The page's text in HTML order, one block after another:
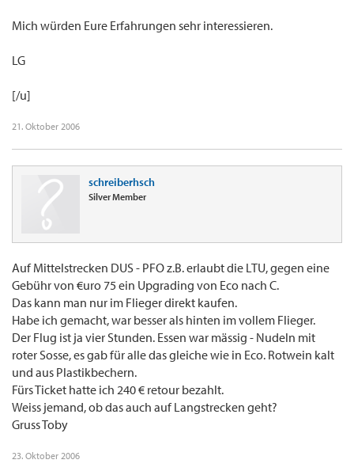
Mich würden Eure Erfahrungen sehr interessieren.
LG
[/u]
21. Oktober 2006
schreiberhsch
Silver Member
Auf Mittelstrecken DUS - PFO z.B. erlaubt die LTU, gegen eine
Gebühr von €uro 75 ein Upgrading von Eco nach C.
Das kann man nur im Flieger direkt kaufen.
Habe ich gemacht, war besser als hinten im vollem Flieger.
Der Flug ist ja vier Stunden. Essen war mässig - Nudeln mit
roter Sosse, es gab für alle das gleiche wie in Eco. Rotwein kalt
und aus Plastikbechern.
Fürs Ticket hatte ich 240 € retour bezahlt.
Weiss jemand, ob das auch auf Langstrecken geht?
Gruss Toby
23. Oktober 2006